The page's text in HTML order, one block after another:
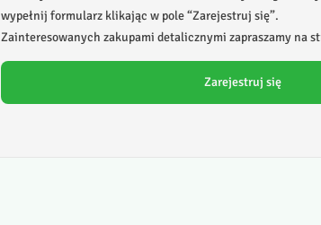
wypełnij formularz klikając w pole “Zarejestruj się”.
Zainteresowanych zakupami detalicznymi zapraszamy na
Zarejestruj się